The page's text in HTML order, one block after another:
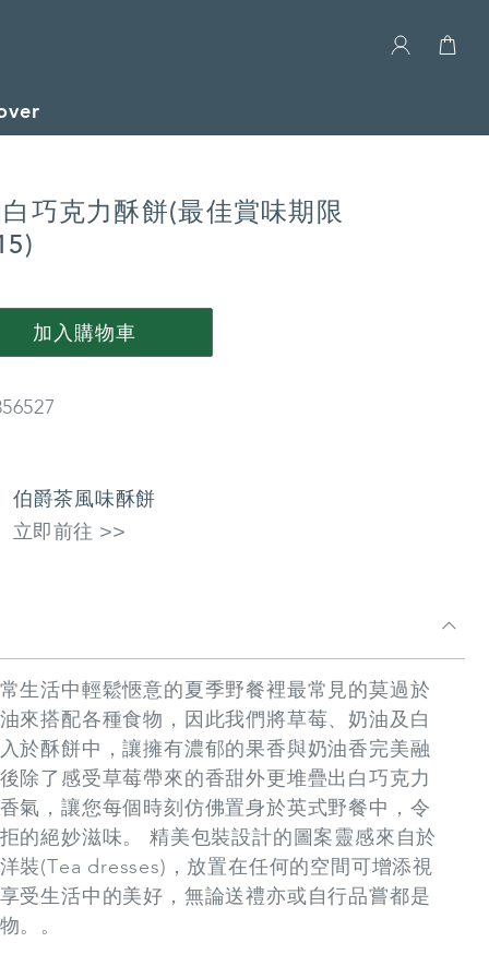
巧克力酥餅(最佳賞味期限
加入購物車
伯爵茶風味酥餅
立即前往 >>
生活中輕鬆愜意的夏季野餐裡最常見的莫過於
來搭配各種食物，因此我們將草莓、奶油及白
於酥餅中，讓擁有濃郁的果香與奶油香完美融
除了感受草莓帶來的香甜外更堆疊出白巧克力
氣，讓您每個時刻仿佛置身於英式野餐中，令
的絕妙滋味。 精美包裝設計的圖案靈感來自於
裝(Tea dresses)，放置在任何的空間可增添視
受生活中的美好，無論送禮亦或自行品嘗都是
。。